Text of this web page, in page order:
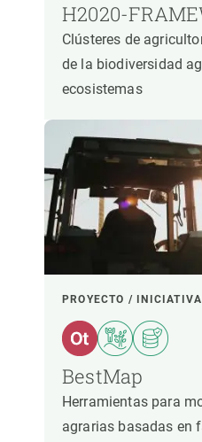
LIDERAZGO CREAF
H2020-
Clústeres de
de la biodiversidad
ecosistemas
PROYECTO / INICIATIVA
BestMap
Herramientas para
agrarias basadas en